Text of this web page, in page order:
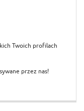
Twoich profilach
przez nas!